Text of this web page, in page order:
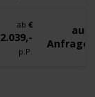
ab€
2.039,-
p.P.
auf
Anfrage